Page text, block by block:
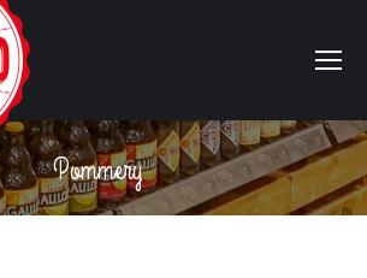
Pommery
Vous êtes ici :